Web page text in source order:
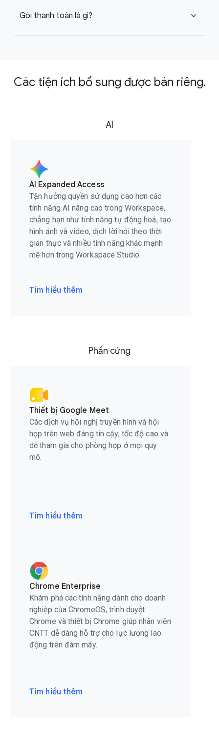
Gói thanh toán là gì? expand_more
Các tiện ích bổ sung được bán riêng.
AI
AI Expanded Access
Tận hưởng quyền sử dụng cao hơn các
tính năng AI nâng cao trong Workspace,
chẳng hạn như tính năng tự động hoá, tạo
hình ảnh và video, dịch lời nói theo thời
gian thực và nhiều tính năng khác mạnh
mẽ hơn trong Workspace Studio.
Tìm hiểu thêm
Phần cứng
Thiết bị Google Meet
Các dịch vụ hội nghị truyền hình và hội
họp trên web đáng tin cậy, tốc độ cao và
dễ tham gia cho phòng họp ở mọi quy
mô.
Tìm hiểu thêm
Chrome Enterprise
Khám phá các tính năng dành cho doanh
nghiệp của ChromeOS, trình duyệt
Chrome và thiết bị Chrome giúp nhân viên
CNTT dễ dàng hỗ trợ cho lực lượng lao
động trên đám mây.
Tìm hiểu thêm